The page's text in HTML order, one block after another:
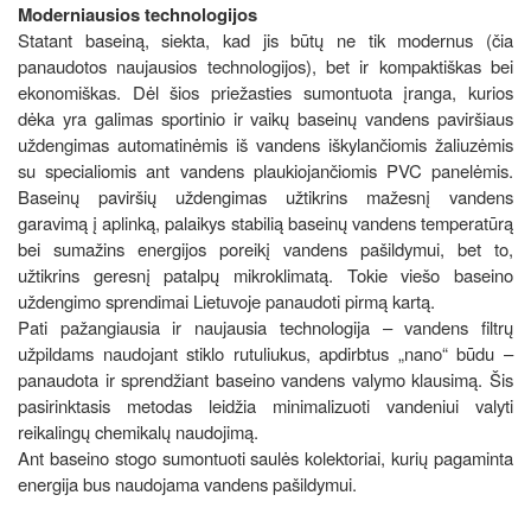
Moderniausios technologijos
Statant baseiną, siekta, kad jis būtų ne tik modernus (čia
panaudotos naujausios technologijos), bet ir kompaktiškas bei
ekonomiškas. Dėl šios priežasties sumontuota įranga, kurios
dėka yra galimas sportinio ir vaikų baseinų vandens paviršiaus
uždengimas automatinėmis iš vandens iškylančiomis žaliuzėmis
su specialiomis ant vandens plaukiojančiomis PVC panelėmis.
Baseinų paviršių uždengimas užtikrins mažesnį vandens
garavimą į aplinką, palaikys stabilią baseinų vandens temperatūrą
bei sumažins energijos poreikį vandens pašildymui, bet to,
užtikrins geresnį patalpų mikroklimatą. Tokie viešo baseino
uždengimo sprendimai Lietuvoje panaudoti pirmą kartą.
Pati pažangiausia ir naujausia technologija – vandens filtrų
užpildams naudojant stiklo rutuliukus, apdirbtus „nano“ būdu –
panaudota ir sprendžiant baseino vandens valymo klausimą. Šis
pasirinktasis metodas leidžia minimalizuoti vandeniui valyti
reikalingų chemikalų naudojimą.
Ant baseino stogo sumontuoti saulės kolektoriai, kurių pagaminta
energija bus naudojama vandens pašildymui.